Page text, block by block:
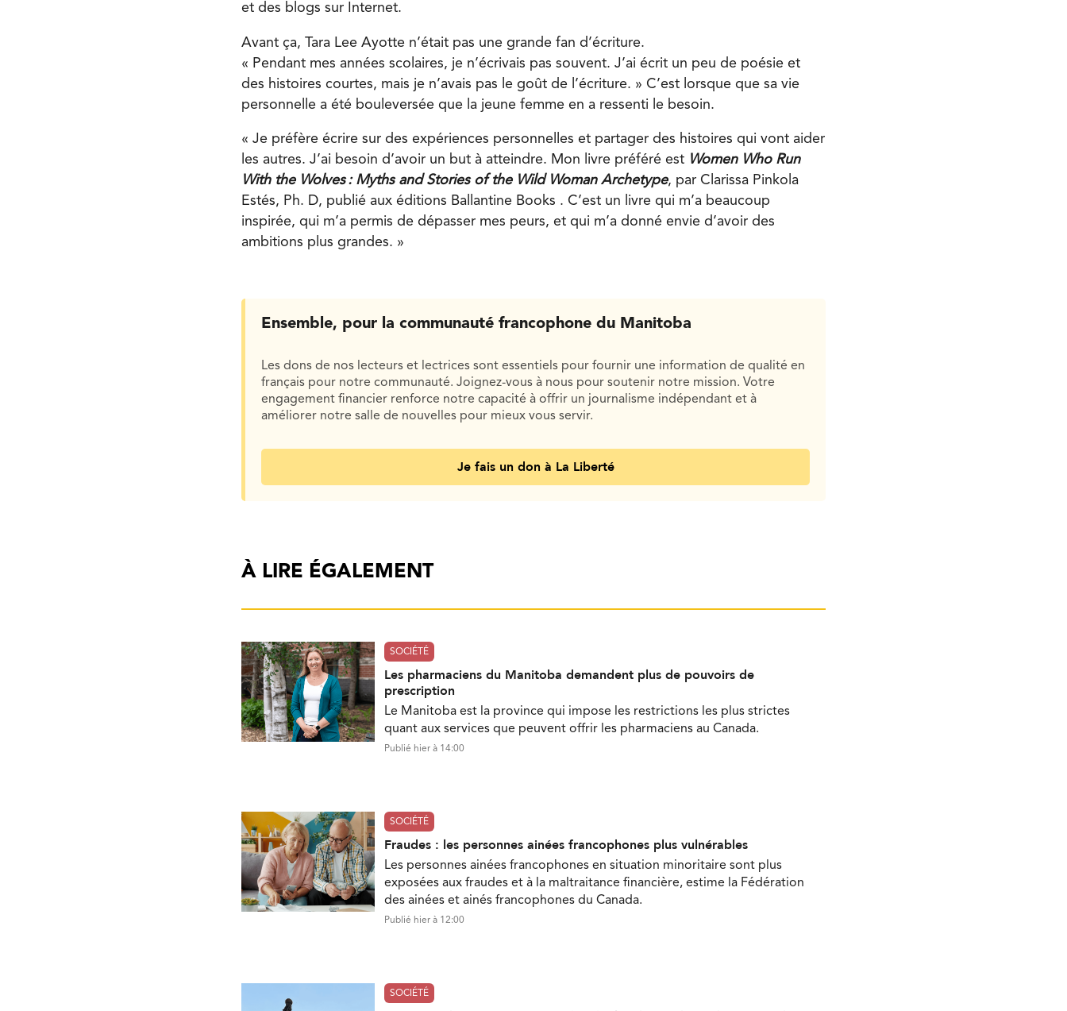
et des blogs sur Internet.
Avant ça, Tara Lee Ayotte n’était pas une grande fan d’écriture.
« Pendant mes années scolaires, je n’écrivais pas souvent. J’ai écrit un peu de poésie et
des histoires courtes, mais je n’avais pas le goût de l’écriture. » C’est lorsque que sa vie
personnelle a été bouleversée que la jeune femme en a ressenti le besoin.
« Je préfère écrire sur des expériences personnelles et partager des histoires qui vont aider
les autres. J’ai besoin d’avoir un but à atteindre. Mon livre préféré est Women Who Run
With the Wolves : Myths and Stories of the Wild Woman Archetype, par Clarissa Pinkola
Estés, Ph. D, publié aux éditions Ballantine Books . C’est un livre qui m’a beaucoup
inspirée, qui m’a permis de dépasser mes peurs, et qui m’a donné envie d’avoir des
ambitions plus grandes. »
Ensemble, pour la communauté francophone du Manitoba
Les dons de nos lecteurs et lectrices sont essentiels pour fournir une information de qualité en
français pour notre communauté. Joignez-vous à nous pour soutenir notre mission. Votre
engagement financier renforce notre capacité à offrir un journalisme indépendant et à
améliorer notre salle de nouvelles pour mieux vous servir.
Je fais un don à La Liberté
À LIRE ÉGALEMENT
SOCIÉTÉ
Les pharmaciens du Manitoba demandent plus de pouvoirs de
prescription
Le Manitoba est la province qui impose les restrictions les plus strictes
quant aux services que peuvent offrir les pharmaciens au Canada.
Publié hier à 14:00
SOCIÉTÉ
Fraudes : les personnes ainées francophones plus vulnérables
Les personnes ainées francophones en situation minoritaire sont plus
exposées aux fraudes et à la maltraitance financière, estime la Fédération
des ainées et ainés francophones du Canada.
Publié hier à 12:00
SOCIÉTÉ